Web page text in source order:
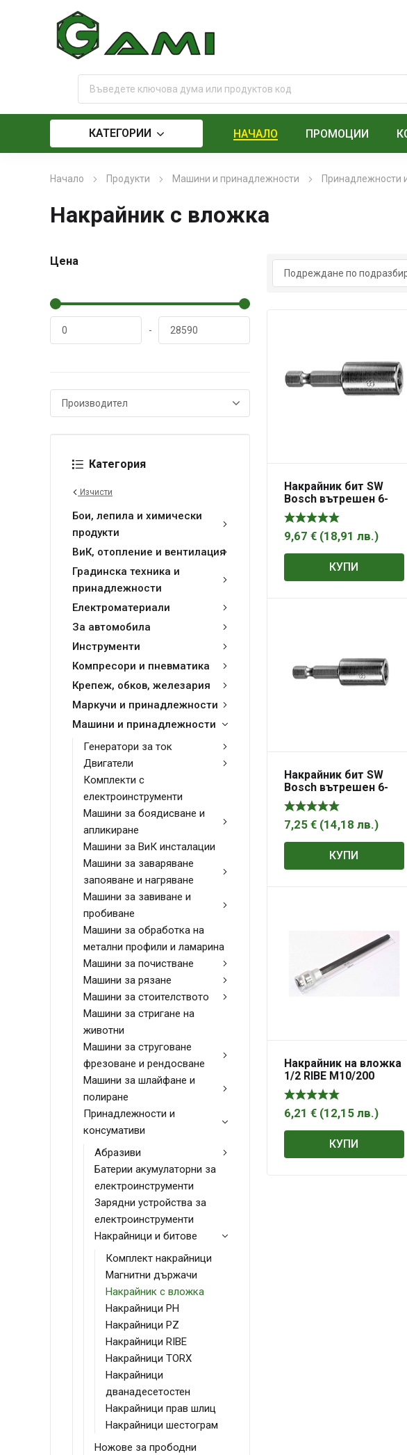
КАТЕГОРИИ НАЧАЛО ПРОМОЦИИ
Начало Продукти Машини и принадлежности Принадлежности
Накрайник с вложка
Цена
-
Категория
Изчисти
Бои, лепила и химически
продукти
ВиК, отопление и вентилация
Градинска техника и
принадлежности
Електроматериали
За автомобила
Инструменти
Компресори и пневматика
Крепеж, обков, железария
Маркучи и принадлежности
Машини и принадлежности
Генератори за ток
Двигатели
Комплекти с
електроинструменти
Машини за боядисване и
апликиране
Машини за ВиК инсталации
Машини за заваряване
запояване и нагряване
Машини за завиване и
пробиване
Машини за обработка на
метални профили и ламарина
Машини за почистване
Машини за рязане
Машини за стоителството
Машини за стригане на
животни
Машини за струговане
фрезоване и рендосване
Машини за шлайфане и
полиране
Принадлежности и
консумативи
Абразиви
Батерии акумулаторни за
електроинструменти
Зарядни устройства за
електроинструменти
Накрайници и битове
Комплект накрайници
Магнитни държачи
Накрайник с вложка
Накрайници PH
Накрайници PZ
Накрайници RIBE
Накрайници TORX
Накрайници
дванадесетостен
Накрайници прав шлиц
Накрайници шестограм
Ножове за прободни
Накрайник бит SW
Bosch вътрешен 6-
стен магнитен SW 10,
1/4″, 50 мм
9,67 € (18,91 лв.)
КУПИ
Накрайник бит SW
Bosch вътрешен 6-
стен магнитен SW 7,
1/4″, 50 мм
7,25 € (14,18 лв.)
КУПИ
Накрайник на вложка
1/2 RIBE M10/200
удължен A-RIW200
6,21 € (12,15 лв.)
КУПИ